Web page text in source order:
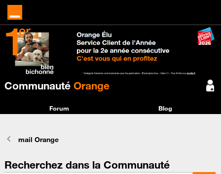
Communauté Orange
Forum Blog
mail Orange
Recherchez dans la Communauté